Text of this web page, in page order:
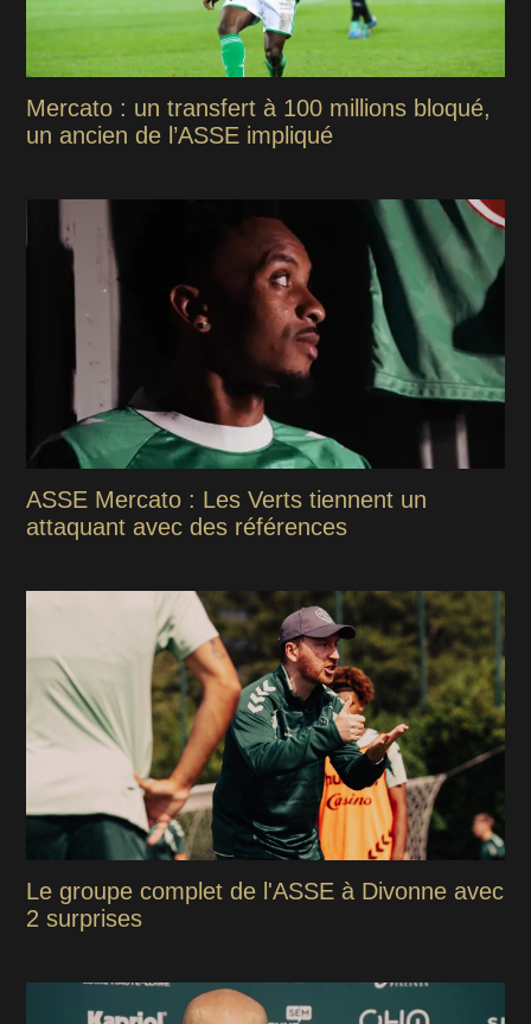
Mercato : un transfert à 100 millions bloqué,
un ancien de l’ASSE impliqué
ASSE Mercato : Les Verts tiennent un
attaquant avec des références
Le groupe complet de l'ASSE à Divonne avec
2 surprises